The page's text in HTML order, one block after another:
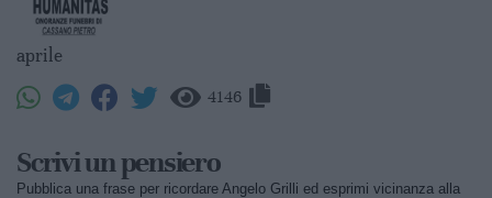
aprile
4146
Scrivi un pensiero
Pubblica una frase per ricordare Angelo Grilli ed esprimi vicinanza alla